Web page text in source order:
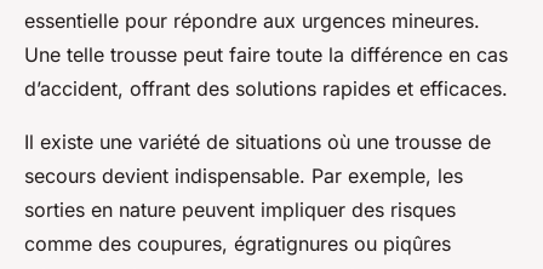
essentielle pour répondre aux urgences mineures.
Une telle trousse peut faire toute la différence en cas
d’accident, offrant des solutions rapides et efficaces.
Il existe une variété de situations où une trousse de
secours devient indispensable. Par exemple, les
sorties en nature peuvent impliquer des risques
comme des coupures, égratignures ou piqûres